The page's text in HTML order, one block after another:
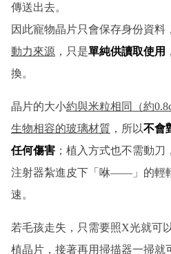
傳送出去。
因此寵物晶片只會保存身份資料
動力來源 ，只是單純供讀取使用
換。
晶片的大小約與米粒相同（約
生物相容的玻璃材質 ，所以不會
任何傷害 ；植入方式也不需動
注射器紮進皮下「咻——」的輕
速。
若毛孩走失，只需要照X光就可
植晶片，接著再用掃描器一掃就